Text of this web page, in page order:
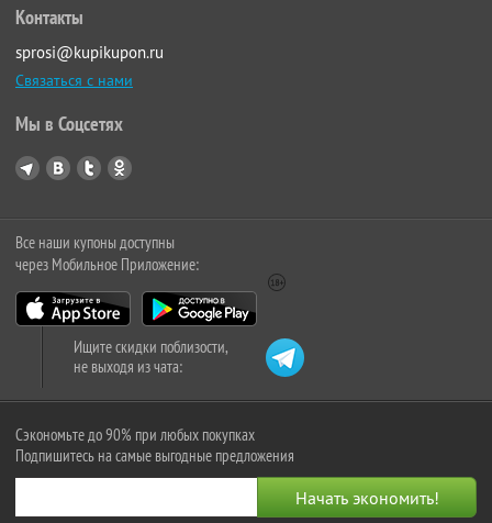
Контакты
sprosi@kupikupon.ru
Связаться с нами
Мы в Соцсетях
Все наши купоны доступны
через Мобильное Приложение:
Ищите скидки поблизости,
не выходя из чата:
Сэкономьте до 90% при любых покупках
Подпишитесь на самые выгодные предложения